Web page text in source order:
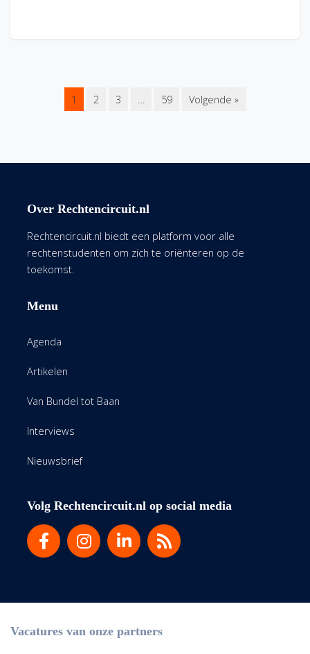
1 2 3 … 59 Volgende »
Over Rechtencircuit.nl
Rechtencircuit.nl biedt een platform voor alle
rechtenstudenten om zich te oriënteren op de
toekomst.
Menu
Agenda
Artikelen
Van Bundel tot Baan
Interviews
Nieuwsbrief
Volg Rechtencircuit.nl op social media
Vacatures van onze partners